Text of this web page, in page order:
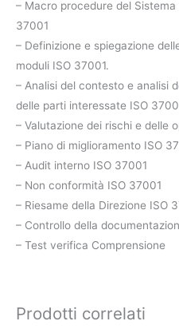
– Macro procedure del
37001
– Definizione e spiegazione
moduli ISO 37001.
– Analisi del contesto e analisi
delle parti interessate ISO
– Valutazione dei rischi e delle
– Piano di miglioramento ISO
– Audit interno ISO 37001
– Non conformità ISO 37001
– Riesame della Direzione ISO
– Controllo della
– Test verifica Comprensione
Prodotti correlati